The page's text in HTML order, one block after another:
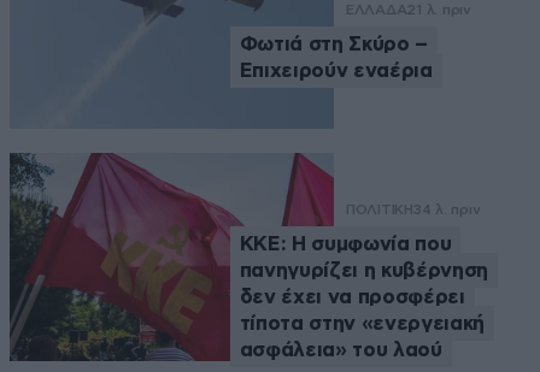
ΕΛΛΑΔΑ21 λ. πριν
Φωτιά στη Σκύρο –
Επιχειρούν εναέρια
ΠΟΛΙΤΙΚΗ34 λ. πριν
ΚΚΕ: Η συμφωνία που
πανηγυρίζει η κυβέρνηση
δεν έχει να προσφέρει
τίποτα στην «ενεργειακή
ασφάλεια» του λαού